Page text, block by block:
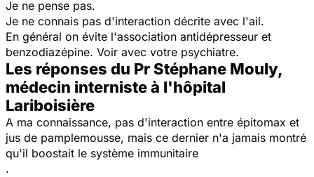
Je ne pense pas.
Je ne connais pas d'interaction décrite avec l'ail.
En général on évite l'association antidépresseur et
benzodiazépine. Voir avec votre psychiatre.
Les réponses du Pr Stéphane Mouly,
médecin interniste à l'hôpital
Lariboisière
A ma connaissance, pas d'interaction entre épitomax et
jus de pamplemousse, mais ce dernier n'a jamais montré
qu'il boostait le système immunitaire
.